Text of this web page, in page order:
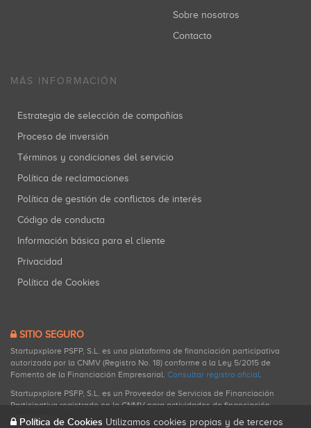
Sobre nosotros
Contacto
MÁS INFORMACIÓN
Estrategia de selección de compañías
Proceso de inversión
Términos y condiciones del servicio
Política de reclamaciones
Política de gestión de conflictos de interés
Código de conducta
Información básica para el cliente
Privacidad
Política de Cookies
SITIO SEGURO
Startupxplore PSFP, S.L. es una plataforma de financiación participativa
autorizada por la CNMV (Registro No. 18) conforme a la Ley 5/2015 de
Fomento de la Financiación Empresarial. Consultar registro oficial.
Startupxplore PSFP, S.L. es un Proveedor de Servicios de Financiación
Participativa registrado en la CNMV para actividades de financiación
participativa.
Política de Cookies Utilizamos cookies propias y de terceros